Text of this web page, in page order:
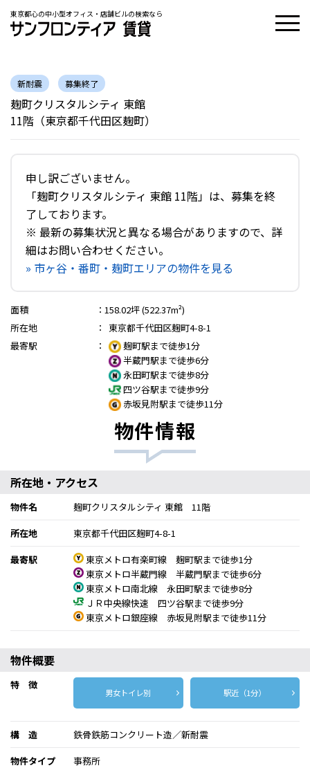
東京都心の中小型オフィス・店舗ビルの検索なら
新耐震 募集終了
麹町クリスタルシティ 東館
11階（東京都千代田区麹町）
申し訳ございません。
「麹町クリスタルシティ 東館 11階」は、募集を終
了しております。
※ 最新の募集状況と異なる場合がありますので、詳
細はお問い合わせください。
» 市ヶ谷・番町・麹町エリアの物件を見る
面積 ： 158.02坪 (522.37m²)
所在地
：
東京都千代田区麹町4-8-1
最寄駅
：
麹町駅まで徒歩1分
半蔵門駅まで徒歩6分
永田町駅まで徒歩8分
四ツ谷駅まで徒歩9分
赤坂見附駅まで徒歩11分
物件情報
所在地・アクセス
物件名
麹町クリスタルシティ 東館 11階
所在地
東京都千代田区麹町4-8-1
最寄駅
東京メトロ有楽町線 麹町駅まで徒歩1分
東京メトロ半蔵門線 半蔵門駅まで徒歩6分
東京メトロ南北線 永田町駅まで徒歩8分
ＪＲ中央線快速 四ツ谷駅まで徒歩9分
東京メトロ銀座線 赤坂見附駅まで徒歩11分
物件概要
特 徴
男女トイレ別 駅近（1分）
構 造
鉄骨鉄筋コンクリート造／新耐震
物件タイプ
事務所